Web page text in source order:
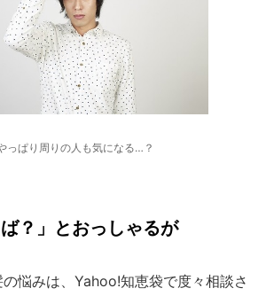
っぱり周りの人も気になる…？
ば？」とおっしゃるが
悩みは、Yahoo!知恵袋で度々相談さ